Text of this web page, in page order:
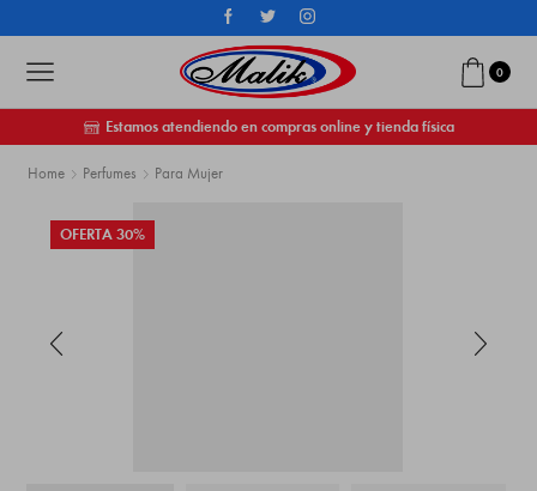
0
Estamos atendiendo en compras online y tienda física
Home Perfumes Para Mujer
OFERTA 30%